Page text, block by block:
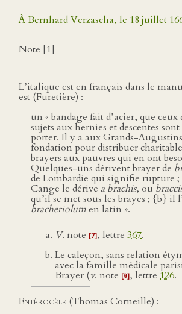
À Bernhard Verzascha, le 18 juillet
Note [1]
L’italique est en français dans le
est (Furetière) :
un « bandage fait d’acier, que
sujets aux hernies et descentes
porter. Il y a aux Grands-
fondation pour distribuer
brayers aux pauvres qui en ont
Quelques-uns dérivent brayer de
de Lombardie qui signifie rupture ;
Cange le dérive a brachis, ou
qu’il se met sous les brayes ; {b} il
bracheriolumen latin ».
V. note [7], lettre 367.
Le caleçon, sans relation
avec la famille médicale
Brayer (v. note [9], lettre 126.
Entérocèle (Thomas Corneille) :